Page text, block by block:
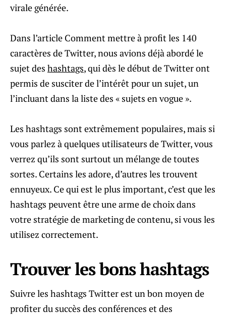
virale générée.
Dans l’article Comment mettre à profit les 140
caractères de Twitter, nous avions déjà abordé le
sujet des hashtags, qui dès le début de Twitter ont
permis de susciter de l’intérêt pour un sujet, un
l’incluant dans la liste des « sujets en vogue ».
Les hashtags sont extrêmement populaires, mais si
vous parlez à quelques utilisateurs de Twitter, vous
verrez qu’ils sont surtout un mélange de toutes
sortes. Certains les adore, d’autres les trouvent
ennuyeux. Ce qui est le plus important, c’est que les
hashtags peuvent être une arme de choix dans
votre stratégie de marketing de contenu, si vous les
utilisez correctement.
Trouver les bons hashtags
Suivre les hashtags Twitter est un bon moyen de
profiter du succès des conférences et des